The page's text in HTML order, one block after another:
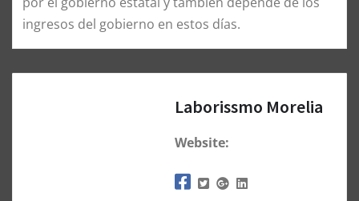
ingresos del gobierno en estos días.
Laborissmo Morelia
Website: